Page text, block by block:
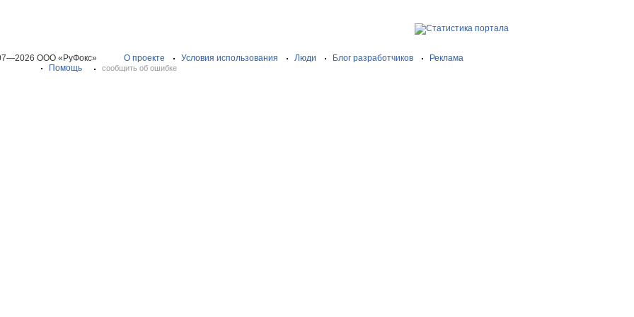
ООО «РуФокс» О проекте Условия использования Люди Блог разработчиков
Реклама
Помощь
сообщить об ошибке